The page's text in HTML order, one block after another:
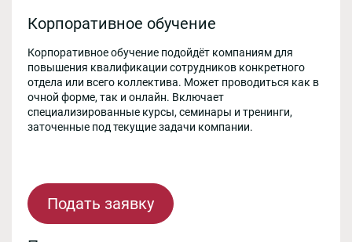
Корпоративное обучение
Корпоративное обучение подойдёт компаниям для
повышения квалификации сотрудников конкретного
отдела или всего коллектива. Может проводиться как в
очной форме, так и онлайн. Включает
специализированные курсы, семинары и тренинги,
заточенные под текущие задачи компании.
Подать заявку